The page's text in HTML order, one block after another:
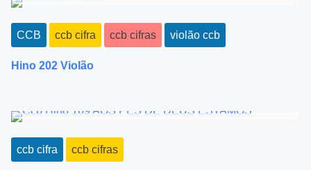
CCB ccb cifra ccb cifras violão ccb
Hino 202 Violão
ccb cifra ccb cifras